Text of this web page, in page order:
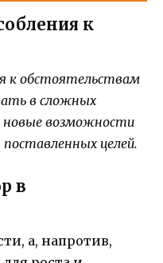
к
к обстоятельствам
в сложных
новые возможности
целей.
в
а, напротив,